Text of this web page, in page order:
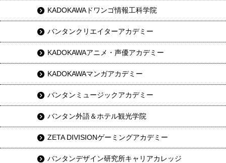
KADOKAWAドワンゴ情報工科学院
バンタンクリエイターアカデミー
KADOKAWAアニメ・声優アカデミー
KADOKAWAマンガアカデミー
バンタンミュージックアカデミー
バンタン外語＆ホテル観光学院
ZETA DIVISIONゲーミングアカデミー
バンタンデザイン研究所キャリアカレッジ